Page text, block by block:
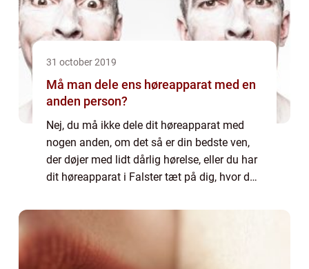
31 october 2019
Må man dele ens høreapparat med en
anden person?
Nej, du må ikke dele dit høreapparat med
nogen anden, om det så er din bedste ven,
der døjer med lidt dårlig hørelse, eller du har
dit høreapparat i Falster tæt på dig, hvor du